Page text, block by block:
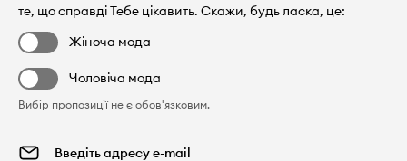
те, що справді Тебе цікавить. Скажи, будь ласка, це:
Жіноча мода
Чоловіча мода
Вибір пропозиції не є обов'язковим.